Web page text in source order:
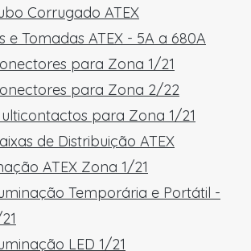
Corrugado ATEX
e Tomadas ATEX - 5A a 680A
para Zona 1/21
para Zona 2/22
para Zona 1/21
de Distribuição ATEX
ATEX Zona 1/21
Temporária e Portátil -
LED 1/21